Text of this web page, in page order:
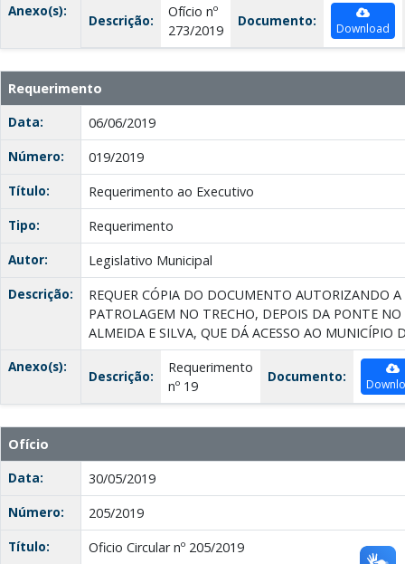
Anexo(s):
Descrição:
Ofício nº
273/2019
Documento: Download
Requerimento
Data:
06/06/2019
Número:
019/2019
Título:
Requerimento ao Executivo
Tipo:
Requerimento
Autor:
Legislativo Municipal
Descrição:
REQUER CÓPIA DO DOCUMENTO AUTORIZANDO A
PATROLAGEM NO TRECHO, DEPOIS DA PONTE
ALMEIDA E SILVA, QUE DÁ ACESSO AO MUNICÍPIO
Anexo(s):
Descrição:
Requerimento
nº 19
Documento:
Ofício
Data:
30/05/2019
Número:
205/2019
Título:
Oficio Circular nº 205/2019